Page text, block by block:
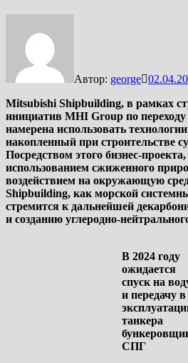
Автор: george
Mitsubishi Shipbuilding, в рамках
инициатив MHI Group по переходу
намерена использовать
накопленный при строительстве
Посредством этого бизнес-проекта,
использованием сжиженного
воздействием на окружающую
Shipbuilding, как морской
стремится к дальнейшей
и созданию углеродно-
В 2024 году
ожидается
спуск на
и передачу в
танкера
СПГ